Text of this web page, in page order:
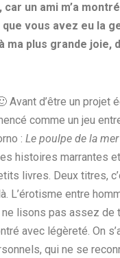
un ami m’a
vous avez eu la
plus grande joie,
Avant d’être un projet
comme un jeu
: Le poulpe de la
histoires marrantes
livres. Deux titres,
L’érotisme entre
ne lisons pas assez
avec légèreté. On
qui ne se